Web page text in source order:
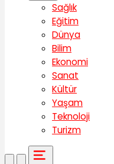
Sağlık
Eğitim
Dünya
Bilim
Ekonomi
Sanat
Kültür
Yaşam
Teknoloji
Turizm